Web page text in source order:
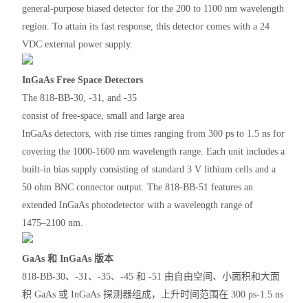
general-purpose biased detector for the 200 to 1100 nm wavelength
region. To attain its fast response, this detector comes with a 24
VDC external power supply.
InGaAs Free Space Detectors
The 818-BB-30, -31, and -35
consist of free-space, small and large area
InGaAs detectors, with rise times ranging from 300 ps to 1.5 ns for
covering the 1000-1600 nm wavelength range. Each unit includes a
built-in bias supply consisting of standard 3 V lithium cells and a
50 ohm BNC connector output. The 818-BB-51 features an
extended InGaAs photodetector with a wavelength range of
1475–2100 nm.
GaAs 和 InGaAs 版本
818-BB-30、-31、-35、-45 和 -51 由自由空间、小面积和大面
积 GaAs 或 InGaAs 探测器组成，上升时间范围在 300 ps-1.5 ns